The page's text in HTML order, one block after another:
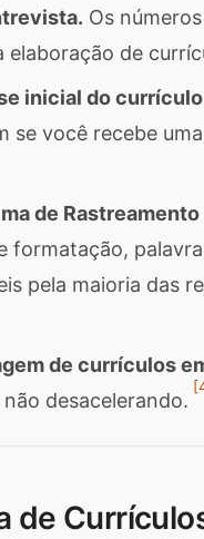
Os
elaboração de
inicial do
se você recebe
de
formatação,
pela maioria das
de currículos
desacelerando.
de